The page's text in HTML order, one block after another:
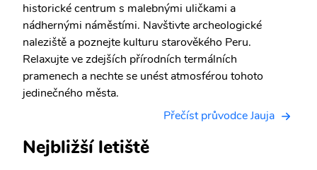
historické centrum s malebnými uličkami a
nádhernými náměstími. Navštivte archeologické
naleziště a poznejte kulturu starověkého Peru.
Relaxujte ve zdejších přírodních termálních
pramenech a nechte se unést atmosférou tohoto
jedinečného města.
Přečíst průvodce Jauja
Nejbližší letiště